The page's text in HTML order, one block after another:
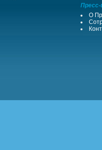
О